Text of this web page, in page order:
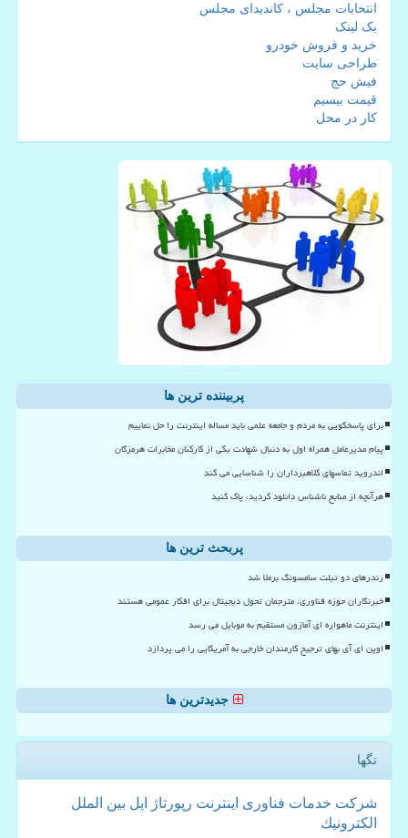
انتخابات مجلس ، کاندیدای مجلس
بک لینک
خرید و فروش خودرو
طراحی سایت
فیش حج
قیمت بیسیم
کار در محل
پربیننده ترین ها
برای پاسخگویی به مردم و جامعه علمی باید مساله اینترنت را حل نماییم
پیام مدیرعامل همراه اول به دنبال شهادت یکی از کارکنان مخابرات هرمزگان
اندروید تماسهای کلاهبرداران را شناسایی می کند
هرآنچه از منابع ناشناس دانلود کردید، پاک کنید
پربحث ترین ها
رندرهای دو تبلت سامسونگ برملا شد
خبرنگاران حوزه فناوری، مترجمان تحول دیجیتال برای افکار عمومی هستند
اینترنت ماهواره ای آمازون مستقیم به موبایل می رسد
اوپن ای آی بهای ترجیح کارمندان خارجی به آمریکایی را می پردازد
جدیدترین ها
تگها
شركت خدمات فناوری اینترنت رپورتاژ اپل بین الملل
الكترونیك